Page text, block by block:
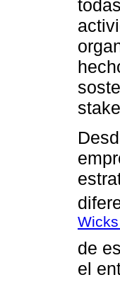
de
el